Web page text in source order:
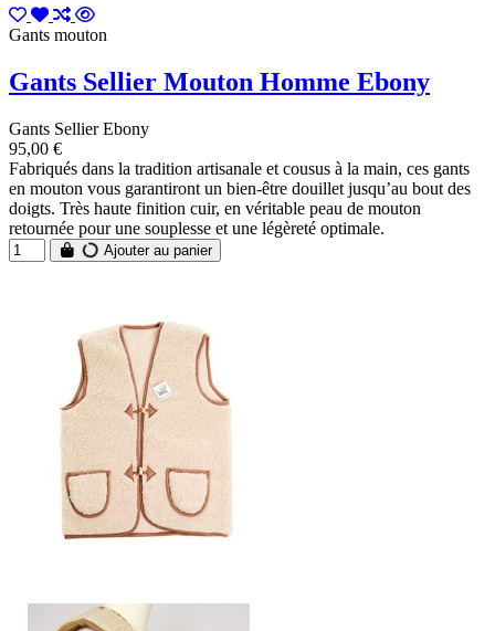
Gants mouton
Gants Sellier Mouton Homme Ebony
Gants Sellier Ebony
95,00 €
Fabriqués dans la tradition artisanale et cousus à la main, ces gants
en mouton vous garantiront un bien-être douillet jusqu’au bout des
doigts. Très haute finition cuir, en véritable peau de mouton
retournée pour une souplesse et une légèreté optimale.
Ajouter au panier